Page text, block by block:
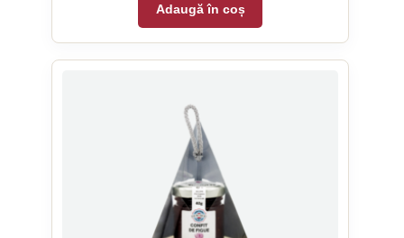
Adaugă în coș